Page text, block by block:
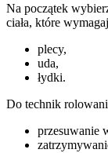
Na początek
ciała, które
plecy,
uda,
łydki.
Do technik
przesuwanie